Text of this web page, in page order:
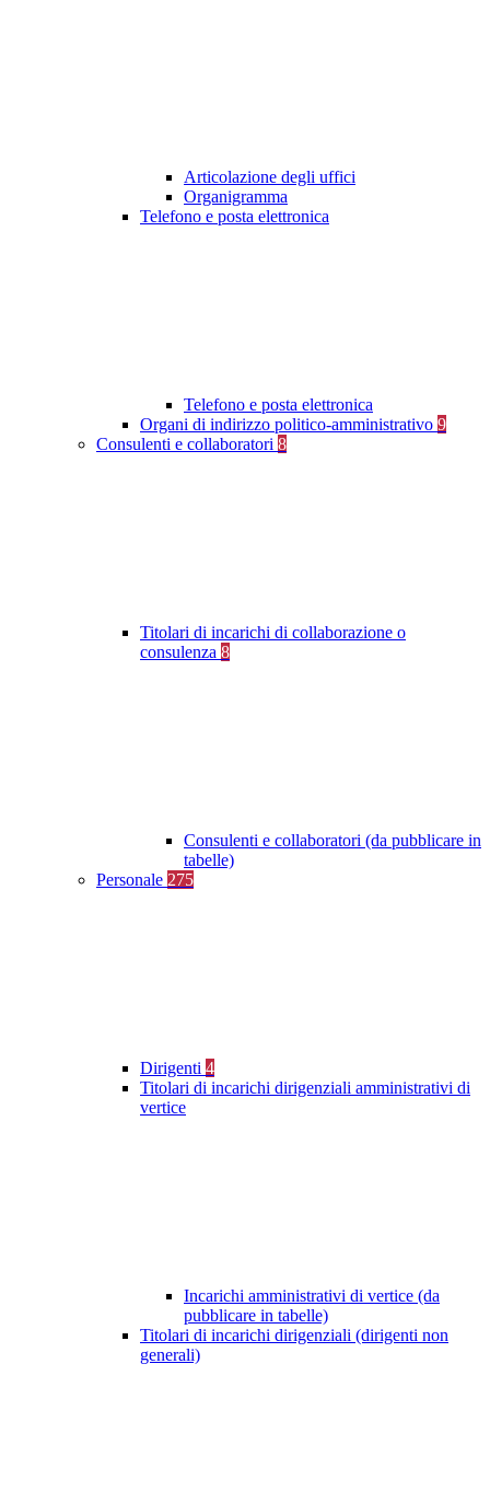
Articolazione degli uffici
Organigramma
Telefono e posta elettronica
Telefono e posta elettronica
Organi di indirizzo politico-amministrativo 9
Consulenti e collaboratori 8
Titolari di incarichi di collaborazione o
consulenza 8
Consulenti e collaboratori (da pubblicare in
tabelle)
Personale 275
Dirigenti 4
Titolari di incarichi dirigenziali amministrativi di
vertice
Incarichi amministrativi di vertice (da
pubblicare in tabelle)
Titolari di incarichi dirigenziali (dirigenti non
generali)